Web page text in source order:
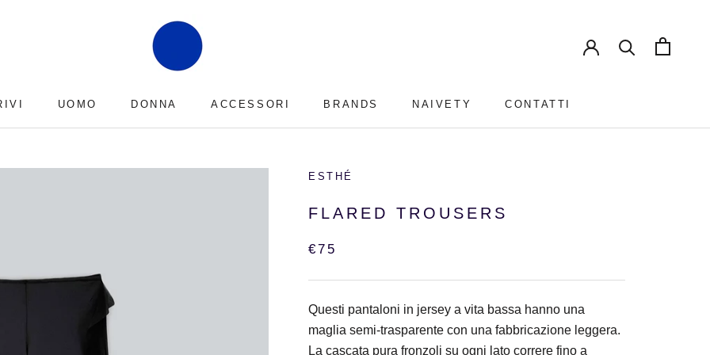
UOMO DONNA ACCESSORI
BRANDS
NAIVETY
CONTATTI
ESTHÉ
FLARED TROUSERS
€75
Questi pantaloni in jersey a vita bassa hanno una
maglia semi-trasparente con una fabbricazione leggera.
La cascata pura fronzoli su ogni lato correre fino a